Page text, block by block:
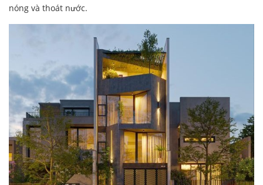
nóng và thoát nước.